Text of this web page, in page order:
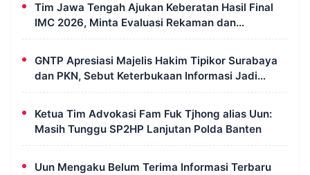
Tim Jawa Tengah Ajukan Keberatan Hasil Final
IMC 2026, Minta Evaluasi Rekaman dan
Scorecard Juri
GNTP Apresiasi Majelis Hakim Tipikor Surabaya
dan PKN, Sebut Keterbukaan Informasi Jadi
Instrumen Pengawasan Korupsi
Ketua Tim Advokasi Fam Fuk Tjhong alias Uun:
Masih Tunggu SP2HP Lanjutan Polda Banten
Uun Mengaku Belum Terima Informasi Terbaru